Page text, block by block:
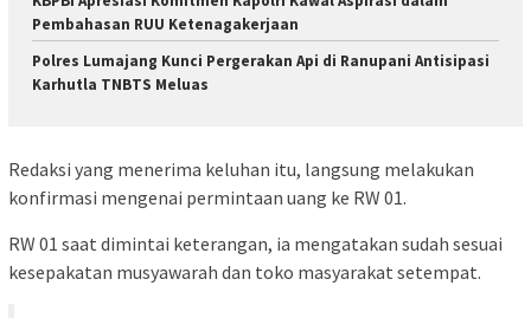
Pembahasan RUU Ketenagakerjaan
Polres Lumajang Kunci Pergerakan Api di Ranupani Antisipasi
Karhutla TNBTS Meluas
Redaksi yang menerima keluhan itu, langsung melakukan
konfirmasi mengenai permintaan uang ke RW 01.
RW 01 saat dimintai keterangan, ia mengatakan sudah sesuai
kesepakatan musyawarah dan toko masyarakat setempat.